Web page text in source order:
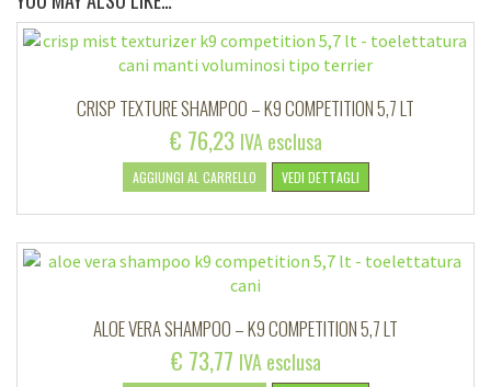
CRISP TEXTURE SHAMPOO – K9 COMPETITION 5,7 LT
€ 76,23 IVA esclusa
AGGIUNGI AL CARRELLO VEDI DETTAGLI
ALOE VERA SHAMPOO – K9 COMPETITION 5,7 LT
€ 73,77 IVA esclusa